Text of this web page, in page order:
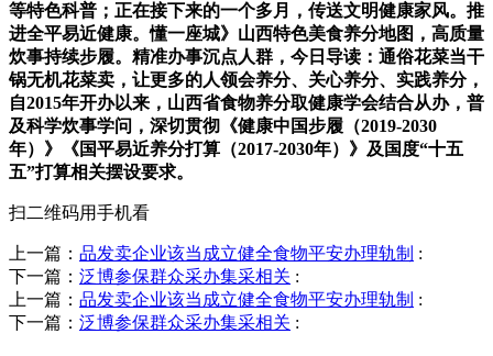
等特色科普；正在接下来的一个多月，传送文明健康家风。推
进全平易近健康。懂一座城》山西特色美食养分地图，高质量
炊事持续步履。精准办事沉点人群，今日导读：通俗花菜当干
锅无机花菜卖，让更多的人领会养分、关心养分、实践养分，
自2015年开办以来，山西省食物养分取健康学会结合从办，普
及科学炊事学问，深切贯彻《健康中国步履（2019-2030
年）》《国平易近养分打算（2017-2030年）》及国度“十五
五”打算相关摆设要求。
扫二维码用手机看
上一篇： 品发卖企业该当成立健全食物平安办理轨制 :
下一篇： 泛博参保群众采办集采相关 :
上一篇： 品发卖企业该当成立健全食物平安办理轨制 :
下一篇： 泛博参保群众采办集采相关 :